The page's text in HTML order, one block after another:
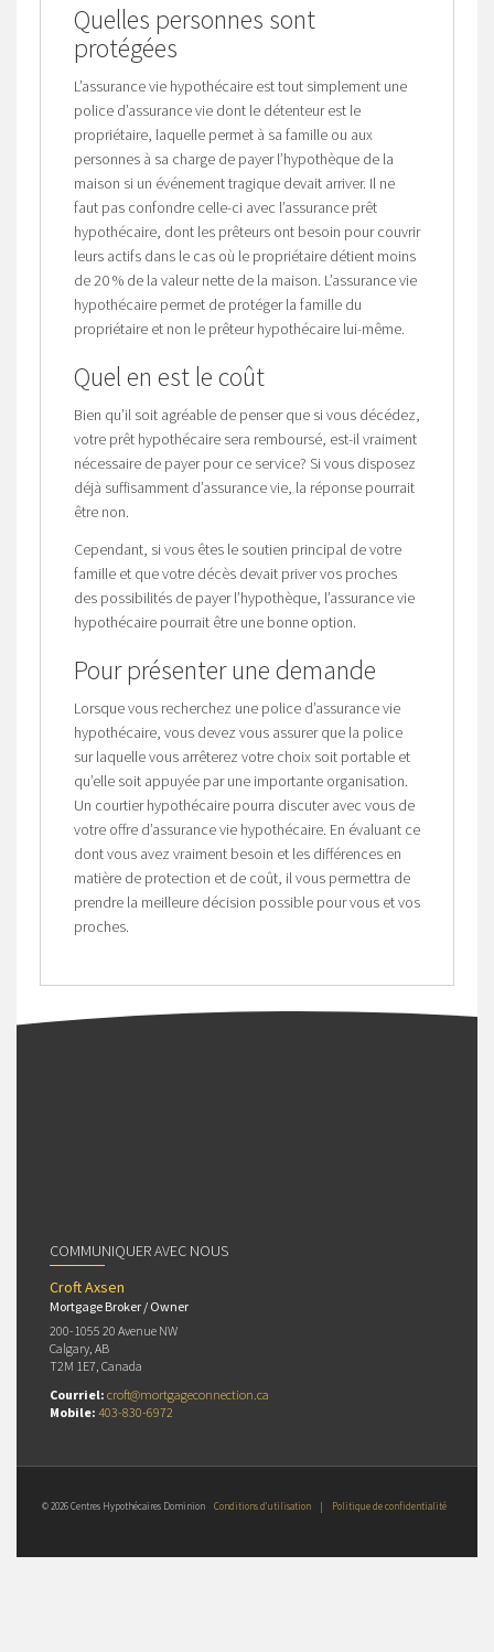
Quelles personnes sont
protégées
L’assurance vie hypothécaire est tout simplement une
police d’assurance vie dont le détenteur est le
propriétaire, laquelle permet à sa famille ou aux
personnes à sa charge de payer l’hypothèque de la
maison si un événement tragique devait arriver. Il ne
faut pas confondre celle-ci avec l’assurance prêt
hypothécaire, dont les prêteurs ont besoin pour couvrir
leurs actifs dans le cas où le propriétaire détient moins
de 20 % de la valeur nette de la maison. L’assurance vie
hypothécaire permet de protéger la famille du
propriétaire et non le prêteur hypothécaire lui-même.
Quel en est le coût
Bien qu’il soit agréable de penser que si vous décédez,
votre prêt hypothécaire sera remboursé, est-il vraiment
nécessaire de payer pour ce service? Si vous disposez
déjà suffisamment d’assurance vie, la réponse pourrait
être non.
Cependant, si vous êtes le soutien principal de votre
famille et que votre décès devait priver vos proches
des possibilités de payer l’hypothèque, l’assurance vie
hypothécaire pourrait être une bonne option.
Pour présenter une demande
Lorsque vous recherchez une police d’assurance vie
hypothécaire, vous devez vous assurer que la police
sur laquelle vous arrêterez votre choix soit portable et
qu’elle soit appuyée par une importante organisation.
Un courtier hypothécaire pourra discuter avec vous de
votre offre d’assurance vie hypothécaire. En évaluant ce
dont vous avez vraiment besoin et les différences en
matière de protection et de coût, il vous permettra de
prendre la meilleure décision possible pour vous et vos
proches.
COMMUNIQUER AVEC NOUS
Croft Axsen
Mortgage Broker / Owner
200-1055 20 Avenue NW
Calgary, AB
T2M 1E7, Canada
Courriel: croft@mortgageconnection.ca
Mobile: 403-830-6972
© 2026 Centres Hypothécaires Dominion Conditions d’utilisation Politique de confidentialité